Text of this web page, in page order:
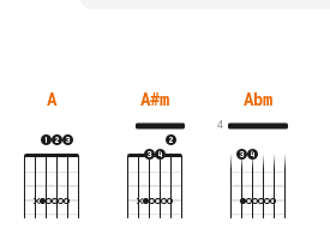
A A#m Abm
4